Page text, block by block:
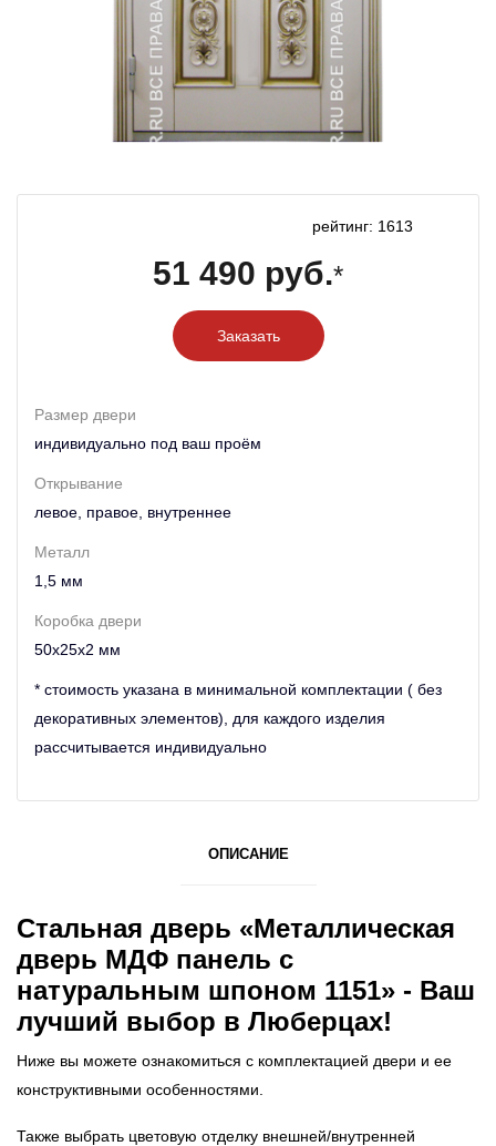
рейтинг: 1613
51 490 руб.*
Заказать
Размер двери
индивидуально под ваш проём
Открывание
левое, правое, внутреннее
Металл
1,5 мм
Коробка двери
50х25х2 мм
* стоимость указана в минимальной комплектации ( без
декоративных элементов), для каждого изделия
рассчитывается индивидуально
ОПИСАНИЕ
Стальная дверь «Металлическая
дверь МДФ панель с
натуральным шпоном 1151» - Ваш
лучший выбор в Люберцах!
Ниже вы можете ознакомиться с комплектацией двери и ее
конструктивными особенностями.
Также выбрать цветовую отделку внешней/внутренней